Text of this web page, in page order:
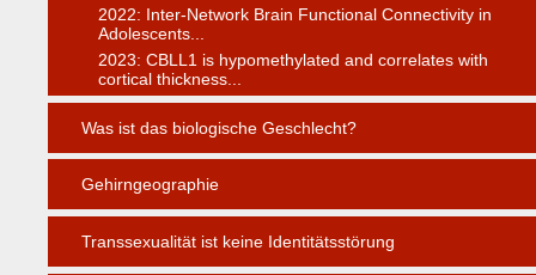
2022: Inter-Network Brain Functional Connectivity in
Adolescents...
2023: CBLL1 is hypomethylated and correlates with
cortical thickness...
Was ist das biologische Geschlecht?
Gehirngeographie
Transsexualität ist keine Identitätsstörung